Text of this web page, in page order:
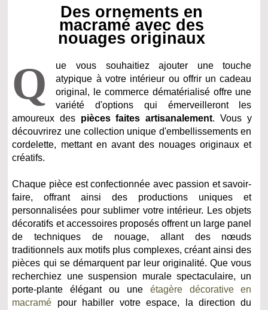
Des ornements en
macramé avec des
nouages originaux
Q
ue vous souhaitiez ajouter une touche
atypique à votre intérieur ou offrir un cadeau
original, le commerce dématérialisé offre une
variété d'options qui émerveilleront les
amoureux des pièces faites artisanalement. Vous y
découvrirez une collection unique d'embellissements en
cordelette, mettant en avant des nouages originaux et
créatifs.
Chaque pièce est confectionnée avec passion et savoir-
faire, offrant ainsi des productions uniques et
personnalisées pour sublimer votre intérieur. Les objets
décoratifs et accessoires proposés offrent un large panel
de techniques de nouage, allant des nœuds
traditionnels aux motifs plus complexes, créant ainsi des
pièces qui se démarquent par leur originalité. Que vous
recherchiez une suspension murale spectaculaire, un
porte-plante élégant ou une étagère décorative en
macramé pour habiller votre espace, la direction du